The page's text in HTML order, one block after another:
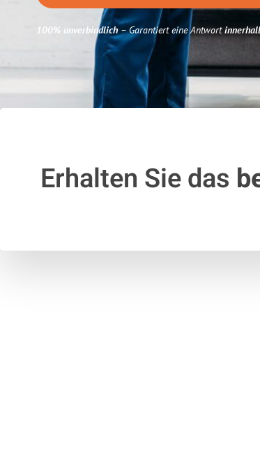
100% unverbindlich– Garantiert eine Antwort
Erhalten Sie das